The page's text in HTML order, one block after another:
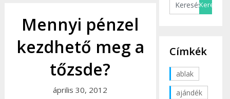
Mennyi pénzel
kezdhető meg a
tőzsde?
április 30, 2012
Címkék
ablak
ajándék